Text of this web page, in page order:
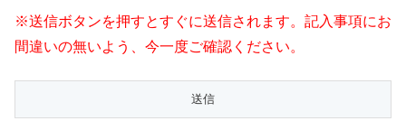
※送信ボタンを押すとすぐに送信されます。記入事項にお
間違いの無いよう、今一度ご確認ください。